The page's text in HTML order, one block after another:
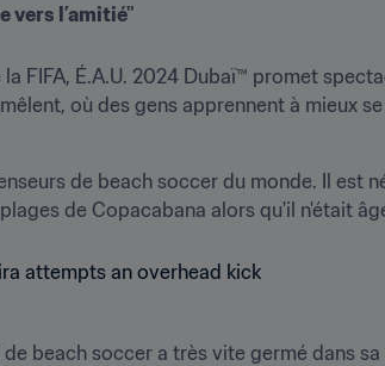
vers l’amitié"
FIFA, É.A.U. 2024 Dubaï™ promet
où des gens apprennent à mieux
de beach soccer du monde. Il est
de Copacabana alors qu'il n'était
beach soccer a très vite germé dans